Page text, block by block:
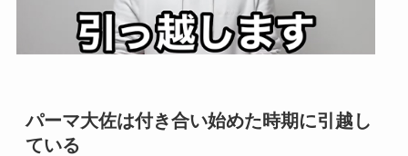
パーマ大佐は付き合い始めた時期に引越し
ている